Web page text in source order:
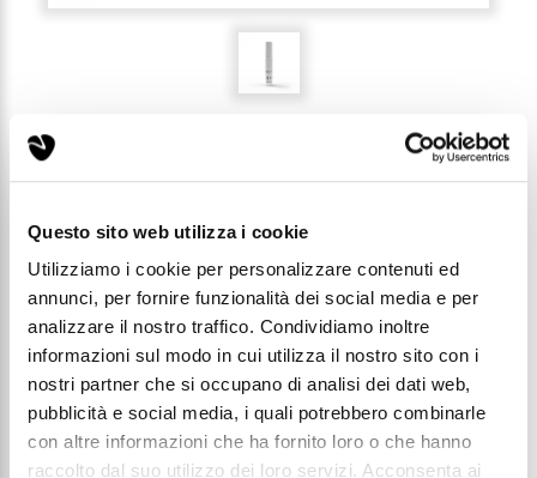
Questo sito web utilizza i cookie
Utilizziamo i cookie per personalizzare contenuti ed
annunci, per fornire funzionalità dei social media e per
analizzare il nostro traffico. Condividiamo inoltre
informazioni sul modo in cui utilizza il nostro sito con i
nostri partner che si occupano di analisi dei dati web,
pubblicità e social media, i quali potrebbero combinarle
con altre informazioni che ha fornito loro o che hanno
raccolto dal suo utilizzo dei loro servizi. Acconsenta ai
RECENSIONI (0)
209 - PROFUMO UOMO 3ML
Codice: T209
Prezzo di listino:
€ 1,49